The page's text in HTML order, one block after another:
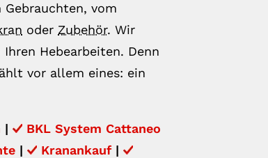
Gebrauchten, vom
oder Zubehör. Wir
Hebearbeiten. Denn
vor allem eines: ein
|
BKL System Cattaneo
| Kranankauf|